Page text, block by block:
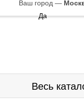
Ваш город —
Да
Весь